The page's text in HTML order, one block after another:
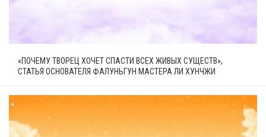
«ПОЧЕМУ ТВОРЕЦ ХОЧЕТ СПАСТИ ВСЕХ ЖИВЫХ СУЩЕСТВ»,
СТАТЬЯ ОСНОВАТЕЛЯ ФАЛУНЬГУН МАСТЕРА ЛИ ХУНЧЖИ